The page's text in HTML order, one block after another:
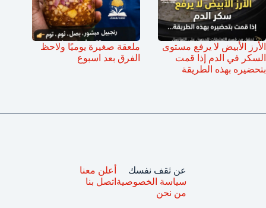
الأرز الأبيض لا يرفع مستوى
السكر في الدم إذا قمت
بتحضيره بهذه الطريقة
ملعقة صغيرة يوميًا ولاحظ
الفرق بعد اسبوع
عن ثقف نفسك
سياسة الخصوصية
من نحن
أعلن معنا
اتصل بنا